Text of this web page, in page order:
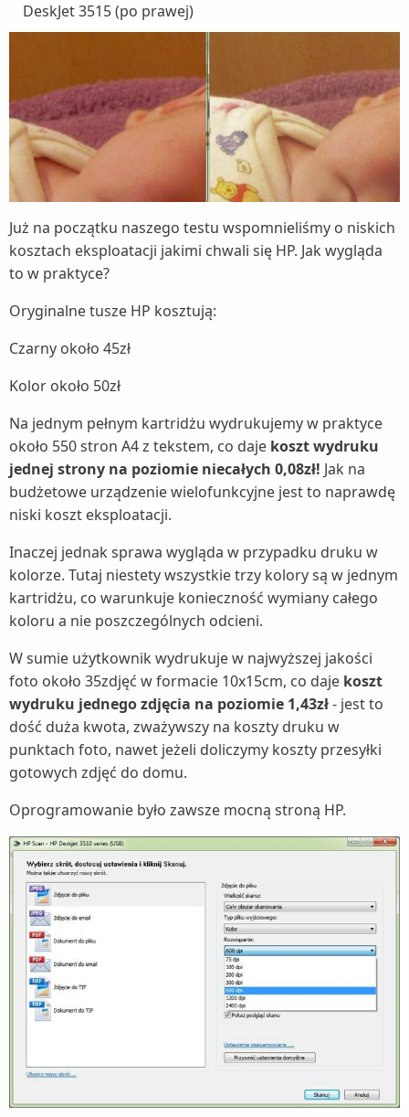
DeskJet 3515 (po prawej)
Już na początku naszego testu wspomnieliśmy o niskich
kosztach eksploatacji jakimi chwali się HP. Jak wygląda
to w praktyce?
Oryginalne tusze HP kosztują:
Czarny około 45zł
Kolor około 50zł
Na jednym pełnym kartridżu wydrukujemy w praktyce
około 550 stron A4 z tekstem, co daje koszt wydruku
jednej strony na poziomie niecałych 0,08zł! Jak na
budżetowe urządzenie wielofunkcyjne jest to naprawdę
niski koszt eksploatacji.
Inaczej jednak sprawa wygląda w przypadku druku w
kolorze. Tutaj niestety wszystkie trzy kolory są w jednym
kartridżu, co warunkuje konieczność wymiany całego
koloru a nie poszczególnych odcieni.
W sumie użytkownik wydrukuje w najwyższej jakości
foto około 35zdjęć w formacie 10x15cm, co daje koszt
wydruku jednego zdjęcia na poziomie 1,43zł- jest to
dość duża kwota, zważywszy na koszty druku w
punktach foto, nawet jeżeli doliczymy koszty przesyłki
gotowych zdjęć do domu.
Oprogramowanie było zawsze mocną stroną HP.